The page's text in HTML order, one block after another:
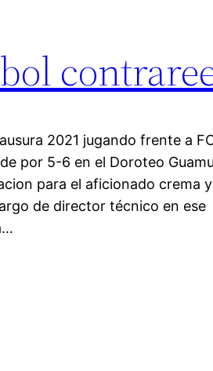
2021 jugando frente a
por 5-6 en el Doroteo
para el aficionado crema
de director técnico en ese